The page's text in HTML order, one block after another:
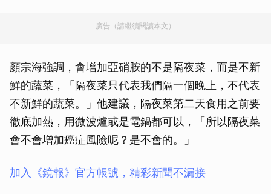
廣告（請繼續閱讀本文）
顏宗海強調，會增加亞硝胺的不是隔夜菜，而是不新
鮮的蔬菜，「隔夜菜只代表我們隔一個晚上，不代表
不新鮮的蔬菜。」他建議，隔夜菜第二天食用之前要
徹底加熱，用微波爐或是電鍋都可以，「所以隔夜菜
會不會增加癌症風險呢？是不會的。」
加入《鏡報》官方帳號，精彩新聞不漏接